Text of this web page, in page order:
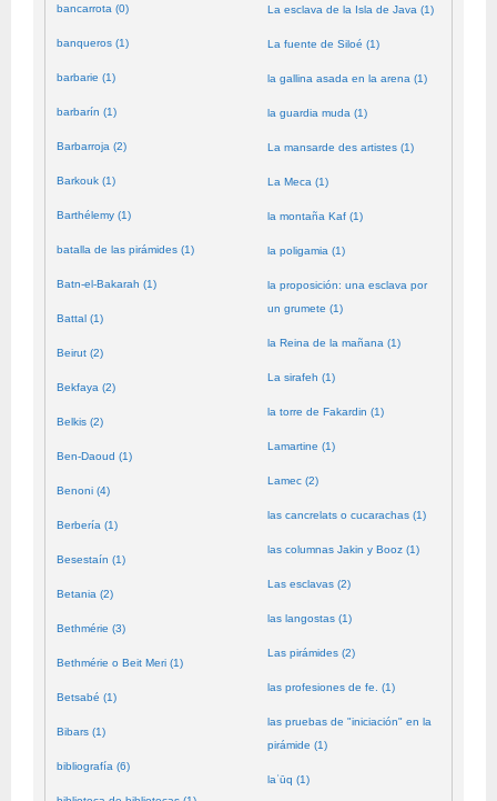
bancarrota (0)
banqueros (1)
barbarie (1)
barbarín (1)
Barbarroja (2)
Barkouk (1)
Barthélemy (1)
batalla de las pirámides (1)
Batn-el-Bakarah (1)
Battal (1)
Beirut (2)
Bekfaya (2)
Belkis (2)
Ben-Daoud (1)
Benoni (4)
Berbería (1)
Besestaín (1)
Betania (2)
Bethmérie (3)
Bethmérie o Beit Meri (1)
Betsabé (1)
Bibars (1)
bibliografía (6)
La esclava de la Isla de Java (1)
La fuente de Siloé (1)
la gallina asada en la arena (1)
la guardia muda (1)
La mansarde des artistes (1)
La Meca (1)
la montaña Kaf (1)
la poligamia (1)
la proposición: una esclava por
un grumete (1)
la Reina de la mañana (1)
La sirafeh (1)
la torre de Fakardin (1)
Lamartine (1)
Lamec (2)
las cancrelats o cucarachas (1)
las columnas Jakin y Booz (1)
Las esclavas (2)
las langostas (1)
Las pirámides (2)
las profesiones de fe. (1)
las pruebas de "iniciación" en la
pirámide (1)
laʿūq (1)